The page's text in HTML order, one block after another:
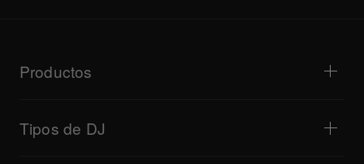
Productos
Mezcladores para DJ
Sistemas de DJ todo en uno
Tipos de DJ